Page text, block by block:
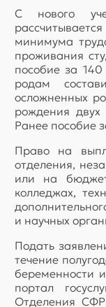
С нового
минимума
проживания
пособие за
родам
осложненных
рождения
Ранее пособие
Право на
отделения,
или на
колледжах,
и научных
Подать
течение
беременности
портал
Отделения